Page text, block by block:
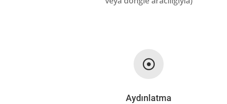

Aydınlatma